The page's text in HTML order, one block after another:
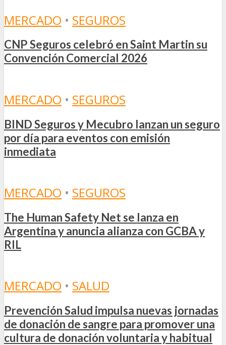
MERCADO • SEGUROS
CNP Seguros celebró en Saint Martin su
Convención Comercial 2026
MERCADO • SEGUROS
BIND Seguros y Mecubro lanzan un seguro
por día para eventos con emisión
inmediata
MERCADO • SEGUROS
The Human Safety Net se lanza en
Argentina y anuncia alianza con GCBA y
RIL
MERCADO • SALUD
Prevención Salud impulsa nuevas jornadas
de donación de sangre para promover una
cultura de donación voluntaria y habitual